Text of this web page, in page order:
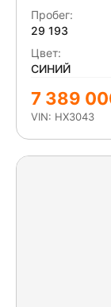
Пробег:
29 193
Цвет:
СИНИЙ
7 389
VIN: HX3043